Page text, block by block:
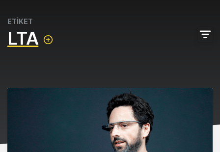
ETİKET
LTA